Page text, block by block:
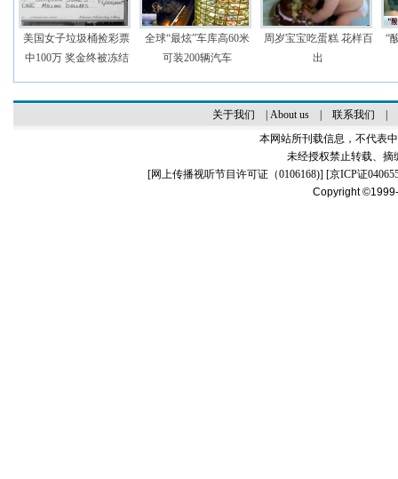
美国女子垃圾桶捡彩票
中100万 奖金终被冻结
全球“最炫”车库高60米
可装200辆汽车
周岁宝宝吃蛋糕 花样百
出
“
关于我们 About us| 联系我们
本网站所刊载信息，不代表
未经授权禁止转载、摘
[网上传播视听节目许可证（0106168)] [京ICP证
Copyright